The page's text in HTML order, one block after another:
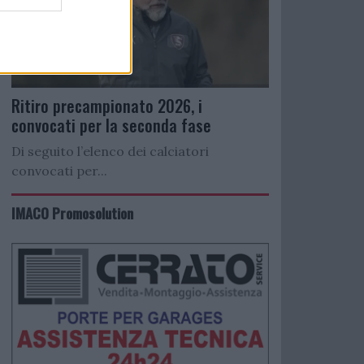
Ritiro precampionato 2026, i
convocati per la seconda fase
Di seguito l’elenco dei calciatori
convocati per...
IMACO Promosolution